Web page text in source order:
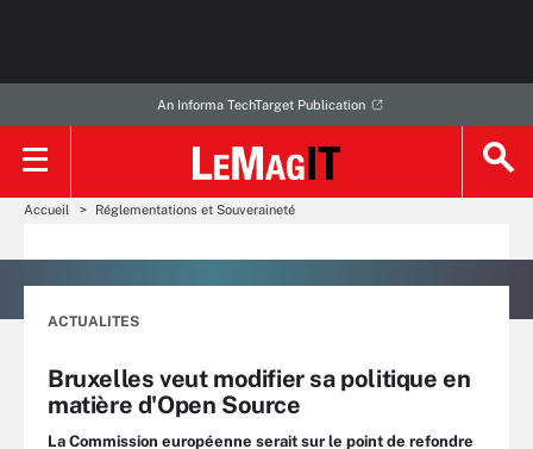
An Informa TechTarget Publication
Accueil Réglementations et Souveraineté
ACTUALITES
Bruxelles veut modifier sa politique en
matière d'Open Source
La Commission européenne serait sur le point de refondre